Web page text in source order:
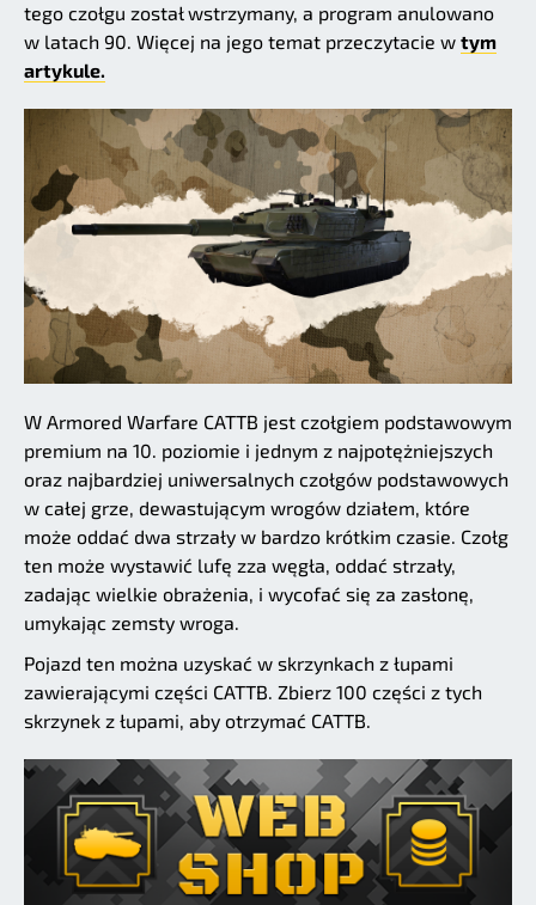
tego czołgu został wstrzymany, a program anulowano
w latach 90. Więcej na jego temat przeczytacie w tym
artykule.
W Armored Warfare CATTB jest czołgiem podstawowym
premium na 10. poziomie i jednym z najpotężniejszych
oraz najbardziej uniwersalnych czołgów podstawowych
w całej grze, dewastującym wrogów działem, które
może oddać dwa strzały w bardzo krótkim czasie. Czołg
ten może wystawić lufę zza węgła, oddać strzały,
zadając wielkie obrażenia, i wycofać się za zasłonę,
umykając zemsty wroga.
Pojazd ten można uzyskać w skrzynkach z łupami
zawierającymi części CATTB. Zbierz 100 części z tych
skrzynek z łupami, aby otrzymać CATTB.